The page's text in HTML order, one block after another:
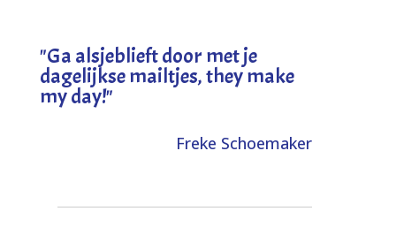
"Ga alsjeblieft door met je
dagelijkse mailtjes, they make
my day!"
Freke Schoemaker